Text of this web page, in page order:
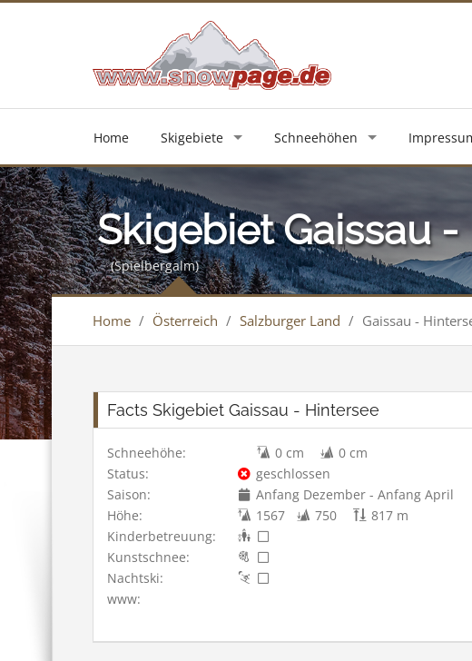
Home Skigebiete Schneehöhen
Skigebiet Gaissau
(Spielbergalm)
Home / Österreich / Salzburger Land / Gaissau -
Facts Skigebiet Gaissau - Hintersee
Schneehöhe: 0 cm
0 cm
Status:
geschlossen
Saison:
Anfang Dezember - Anfang April
Höhe:
1567 750
817 m
Kinderbetreuung:
Kunstschnee:
Nachtski:
www: